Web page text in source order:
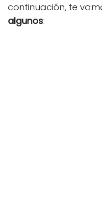
continuación, te
algunos: